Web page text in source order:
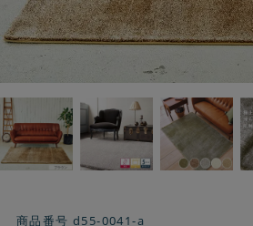
商品番号 d55-0041-a